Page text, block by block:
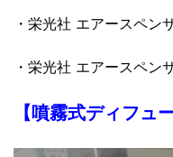
・栄光社 エアースペン
・栄光社 エアースペン
【噴霧式ディフュ